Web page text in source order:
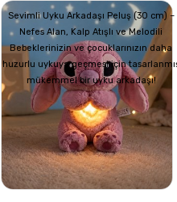
Sevimli Uyku Arkadaşı Peluş (30 cm) –
Nefes Alan, Kalp Atışlı ve Melodili
Bebeklerinizin ve çocuklarınızın daha
huzurlu uykuya geçmesi için
mükemmel bir uyku arkadaşı!